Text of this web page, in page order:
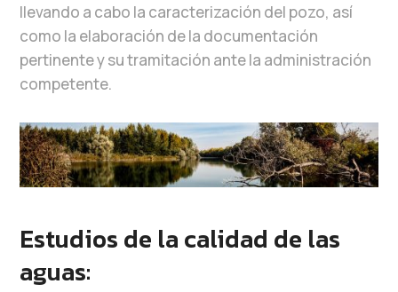
llevando a cabo la caracterización del pozo, así
como la elaboración de la documentación
pertinente y su tramitación ante la administración
competente.
Estudios de la calidad de las
aguas: